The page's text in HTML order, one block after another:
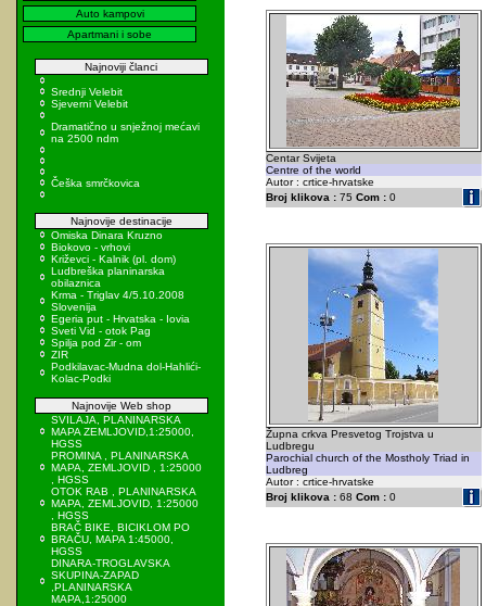
Auto kampovi
Apartmani i sobe
Najnoviji članci
Srednji Velebit
Sjeverni Velebit
Dramatično u snježnoj mećavi
na 2500 ndm
Češka smrčkovica
Najnovije destinacije
Omiska Dinara Kruzno
Biokovo - vrhovi
Križevci - Kalnik (pl. dom)
Ludbreška planinarska
obilaznica
Krma - Triglav 4/5.10.2008
Slovenija
Egeria put - Hrvatska - Iovia
Sveti Vid - otok Pag
Spilja pod Zir - om
ZIR
Podkilavac-Mudna dol-Hahlići-
Kolac-Podki
Najnovije Web shop
SVILAJA, PLANINARSKA
MAPA ZEMLJOVID,1:25000,
HGSS
PROMINA , PLANINARSKA
MAPA, ZEMLJOVID , 1:25000
, HGSS
OTOK RAB , PLANINARSKA
MAPA, ZEMLJOVID, 1:25000
, HGSS
BRAČ BIKE, BICIKLOM PO
BRAČU, MAPA 1:45000,
HGSS
DINARA-TROGLAVSKA
SKUPINA-ZAPAD
,PLANINARSKA
MAPA,1:25000
Centar Svijeta
Centre of the world
Autor : crtice-hrvatske
Broj klikova :75 Com :0
Župna crkva Presvetog Trojstva u
Ludbregu
Parochial church of the Mostholy Triad in
Ludbreg
Autor : crtice-hrvatske
Broj klikova :68 Com :0